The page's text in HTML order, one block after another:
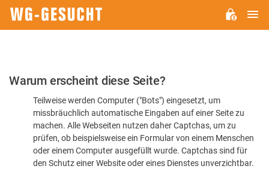
Bitte
dass
Warum erscheint diese Seite?
Teilweise werden Computer ("Bots") eingesetzt, um
missbräuchlich automatische Eingaben auf einer Seite zu
machen. Alle Webseiten nutzen daher Captchas, um zu
prüfen, ob beispielsweise ein Formular von einem Menschen
oder einem Computer ausgefüllt wurde. Captchas sind für
den Schutz einer Website oder eines Dienstes unverzichtbar.